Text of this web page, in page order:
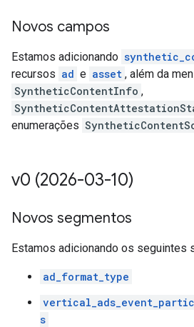
Novos campos
Estamos adicionando
recursos ad e asset , além da
SyntheticContentInfo ,
enumerações
v0 (2026-03-10)
Novos segmentos
Estamos adicionando os seguintes
ad_format_type
s